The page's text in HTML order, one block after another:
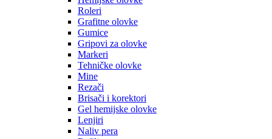
Roleri
Grafitne olovke
Gumice
Gripovi za olovke
Markeri
Tehničke olovke
Mine
Rezači
Brisači i korektori
Gel hemijske olovke
Lenjiri
Naliv pera